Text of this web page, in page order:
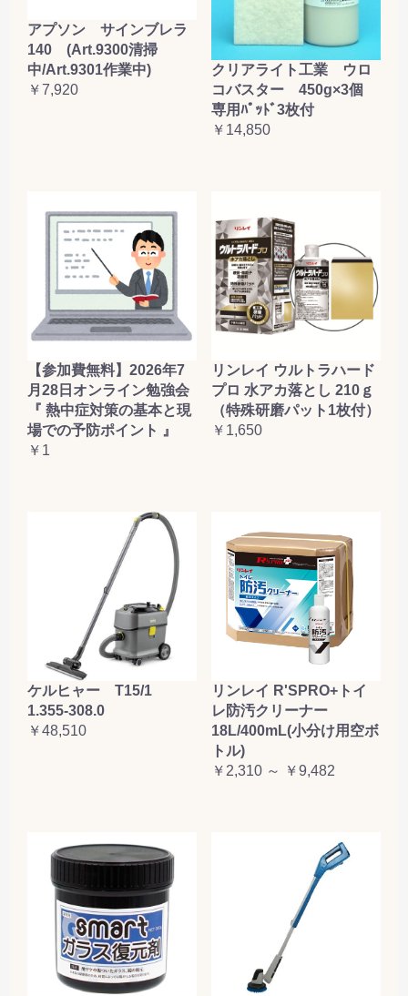
アプソン サインブレラ
140 (Art.9300清掃
中/Art.9301作業中)
￥7,920
クリアライト工業 ウロ
コバスター 450g×3個
専用ﾊﾟｯﾄﾞ3枚付
￥14,850
【参加費無料】2026年7
月28日オンライン勉強会
『 熱中症対策の基本と現
場での予防ポイント 』
￥1
リンレイ ウルトラハード
プロ 水アカ落とし 210ｇ
（特殊研磨パット1枚付）
￥1,650
ケルヒャー T15/1
1.355-308.0
￥48,510
リンレイ R'SPRO+トイ
レ防汚クリーナー
18L/400mL(小分け用空ボ
トル)
￥2,310 ～ ￥9,482